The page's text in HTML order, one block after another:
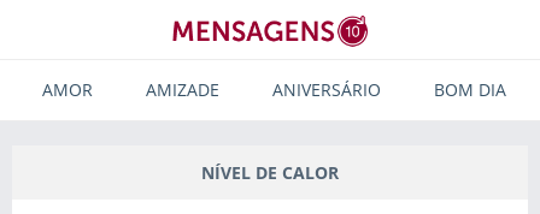
AMOR AMIZADE ANIVERSÁRIO BOM DIA
NÍVEL DE CALOR